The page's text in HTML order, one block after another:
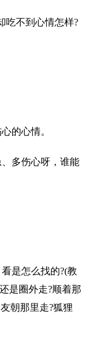
不到心情怎样?
的心情。
多伤心呀，谁能
是怎么找的?(教
是圈外走?顺着那
朝那里走?狐狸